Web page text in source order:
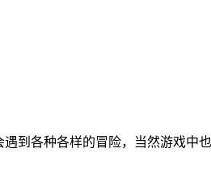
到各种各样的冒险，当然游戏中